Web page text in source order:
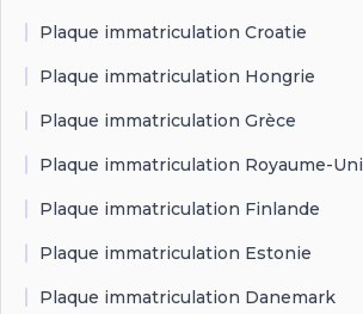
Plaque immatriculation Croatie
Plaque immatriculation Hongrie
Plaque immatriculation Grèce
Plaque immatriculation Royaume-Uni
Plaque immatriculation Finlande
Plaque immatriculation Estonie
Plaque immatriculation Danemark